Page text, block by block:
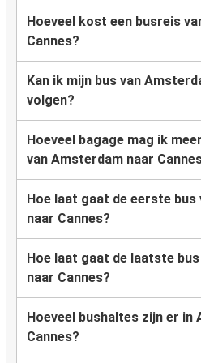
Hoeveel kost een busreis
Cannes?
Kan ik mijn bus van
volgen?
Hoeveel bagage mag ik
van Amsterdam naar
Hoe laat gaat de eerste
naar Cannes?
Hoe laat gaat de laatste
naar Cannes?
Hoeveel bushaltes zijn er in
Cannes?